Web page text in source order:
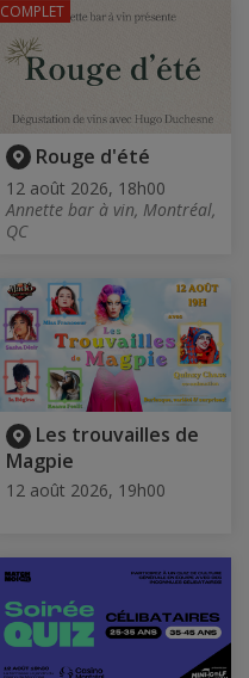
Rouge d'été
12 août 2026, 18h00
Annette bar à vin, Montréal,
QC
COMPLET
Les trouvailles de
Magpie
12 août 2026, 19h00